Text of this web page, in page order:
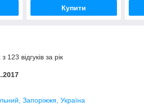
Купити
123 відгуків за рік
Запоріжжя, Україна